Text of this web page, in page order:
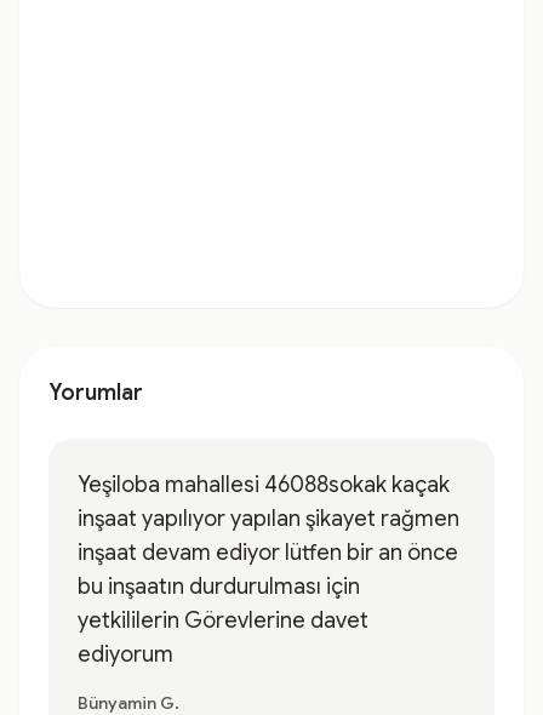
Yorumlar
Yeşiloba mahallesi 46088sokak kaçak
inşaat yapılıyor yapılan şikayet rağmen
inşaat devam ediyor lütfen bir an önce
bu inşaatın durdurulması için
yetkililerin Görevlerine davet
ediyorum
Bünyamin G.